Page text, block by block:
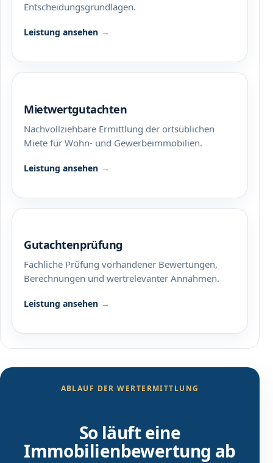
Entscheidungsgrundlagen.
Leistung ansehen
Mietwertgutachten
Nachvollziehbare Ermittlung der ortsüblichen
Miete für Wohn- und Gewerbeimmobilien.
Leistung ansehen
Gutachtenprüfung
Fachliche Prüfung vorhandener Bewertungen,
Berechnungen und wertrelevanter Annahmen.
Leistung ansehen
ABLAUF DER WERTERMITTLUNG
So läuft eine
Immobilienbewertung ab